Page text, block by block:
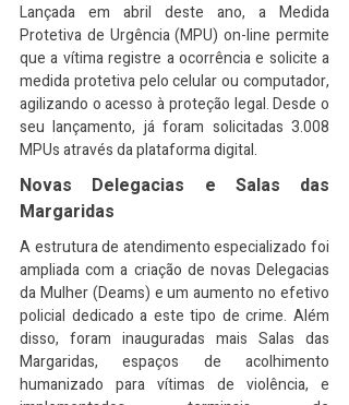
Lançada em abril deste ano, a Medida
Protetiva de Urgência (MPU) on-line permite
que a vítima registre a ocorrência e solicite a
medida protetiva pelo celular ou computador,
agilizando o acesso à proteção legal. Desde o
seu lançamento, já foram solicitadas 3.008
MPUs através da plataforma digital.
Novas Delegacias e Salas das
Margaridas
A estrutura de atendimento especializado foi
ampliada com a criação de novas Delegacias
da Mulher (Deams) e um aumento no efetivo
policial dedicado a este tipo de crime. Além
disso, foram inauguradas mais Salas das
Margaridas, espaços de acolhimento
humanizado para vítimas de violência, e